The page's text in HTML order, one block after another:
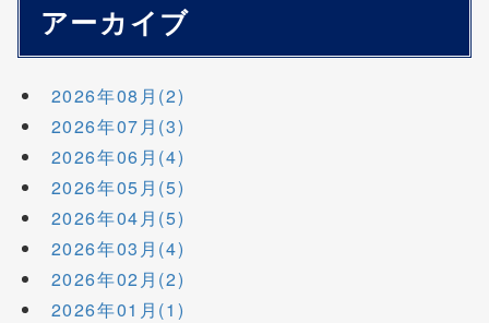
アーカイブ
2026年08月(2)
2026年07月(3)
2026年06月(4)
2026年05月(5)
2026年04月(5)
2026年03月(4)
2026年02月(2)
2026年01月(1)